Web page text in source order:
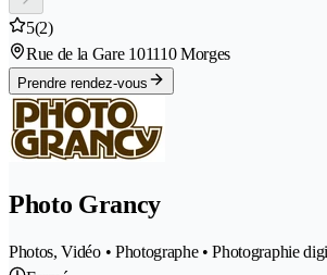
5(2)
Rue de la Gare 101110 Morges
Prendre rendez-vous
Photo Grancy
Photos, Vidéo • Photographe • Photographie